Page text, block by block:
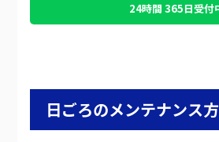
24時間 365日受付
日ごろのメンテナンス